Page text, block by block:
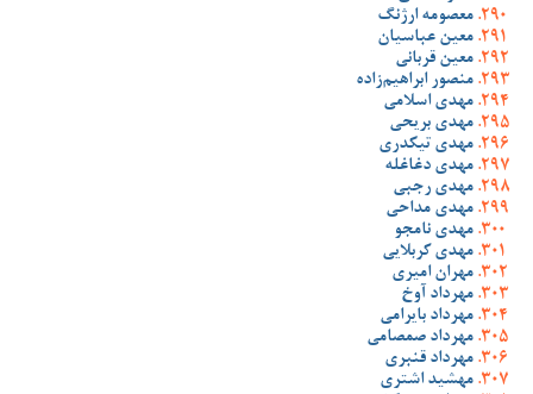
معصومه ارژنگ
معین عباسیان
معین قربانی
منصور ابراهیم‌زاده
مهدی اسلامی
مهدی بریحی
مهدی تیکدری
مهدی دغاغله
مهدی رجبی
مهدی مداحی
مهدی نامجو
مهدی کربلایی
مهران امیری
مهرداد آوخ
مهرداد بایرامی
مهرداد صمصامی
مهرداد قنبری
مهشید اشتری